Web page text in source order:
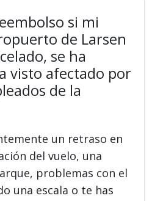
si mi
de Larsen
se ha
visto afectado por
de la
un retraso en
del vuelo, una
problemas con el
una escala o te has